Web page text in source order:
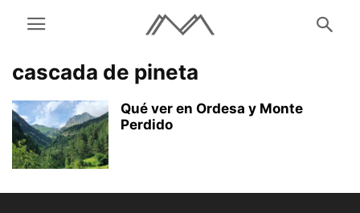
cascada de pineta
Qué ver en Ordesa y Monte
Perdido